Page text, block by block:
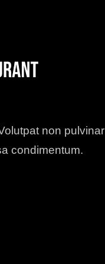
non pulvinar
condimentum.